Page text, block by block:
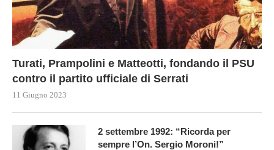
Turati, Prampolini e Matteotti, fondando il PSU
contro il partito ufficiale di Serrati
11 Giugno 2023
2 settembre 1992: “Ricorda per
sempre l’On. Sergio Moroni!”